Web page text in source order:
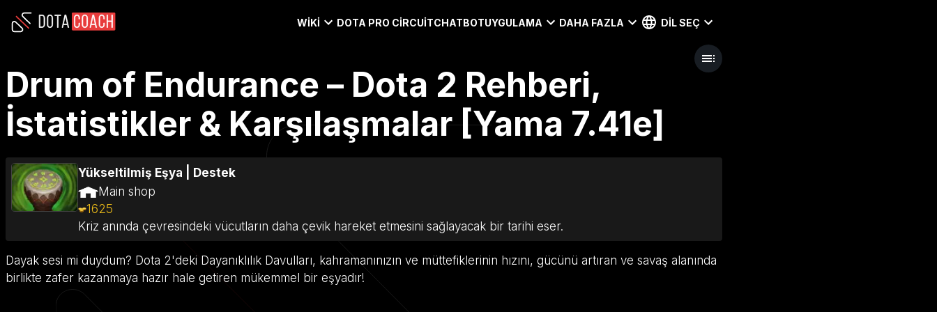
WIKI DOTA PRO CIRCUITCHATBOTUYGULAMA DAHA FAZLA DIL SEÇ
Drum of Endurance – Dota 2 Rehberi,
İstatistikler & Karşılaşmalar [Yama 7.41e]
Yükseltilmiş Eşya
Destek
Main shop
1625
Kriz anında çevresindeki vücutların daha çevik hareket etmesini sağlayacak bir tarihi eser.
Dayak sesi mi duydum? Dota 2'deki Dayanıklılık Davulları, kahramanınızın ve müttefiklerinin hızını, gücünü artıran ve savaş alanında
birlikte zafer kazanmaya hazır hale getiren mükemmel bir eşyadır!